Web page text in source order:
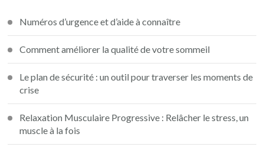
Numéros d’urgence et d’aide à connaître
Comment améliorer la qualité de votre sommeil
Le plan de sécurité : un outil pour traverser les moments de
crise
Relaxation Musculaire Progressive : Relâcher le stress, un
muscle à la fois